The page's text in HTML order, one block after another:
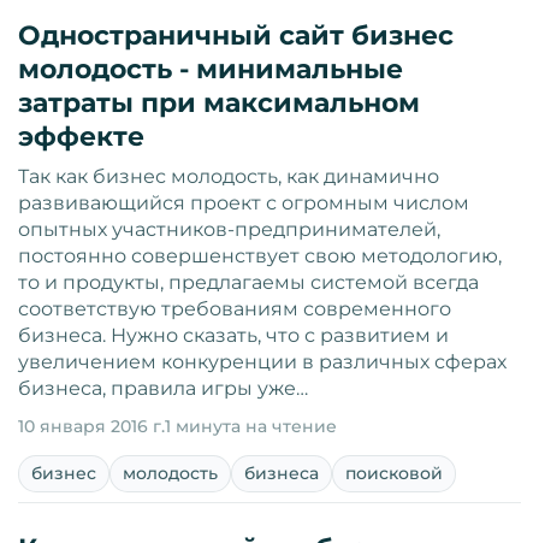
Одностраничный сайт бизнес
молодость - минимальные
затраты при максимальном
эффекте
Так как бизнес молодость, как динамично
развивающийся проект с огромным числом
опытных участников-предпринимателей,
постоянно совершенствует свою методологию,
то и продукты, предлагаемы системой всегда
соответствую требованиям современного
бизнеса. Нужно сказать, что с развитием и
увеличением конкуренции в различных сферах
бизнеса, правила игры уже…
10 января 2016 г.1 минута на чтение
бизнес молодость бизнеса поисковой